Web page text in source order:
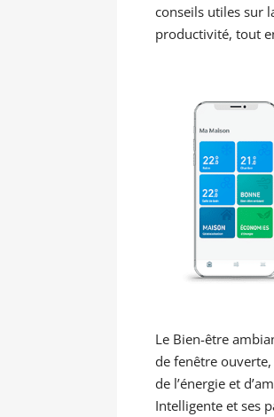
conseils utiles sur
productivité, tout
Le Bien-être
de fenêtre ouverte,
de l’énergie et
Intelligente et ses